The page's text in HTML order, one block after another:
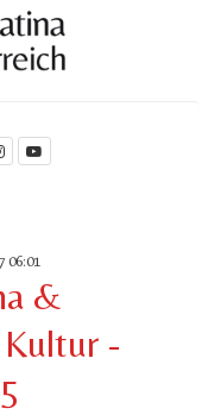
06:01
&
-